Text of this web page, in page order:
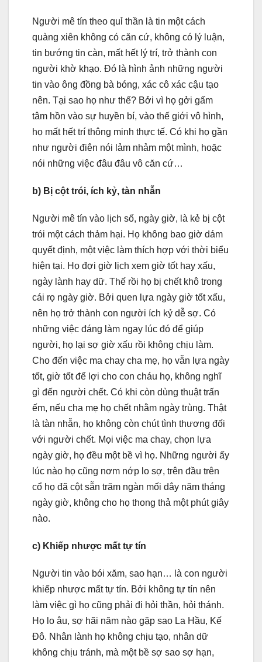
Người mê tín theo quỉ thần là tin một cách
quàng xiên không có căn cứ, không có lý luận,
tin bướng tin càn, mất hết lý trí, trở thành con
người khờ khạo. Đó là hình ảnh những người
tin vào ông đồng bà bóng, xác cô xác cậu tạo
nên. Tại sao họ như thế? Bởi vì họ gởi gấm
tâm hồn vào sự huyền bí, vào thế giới vô hình,
họ mất hết trí thông minh thực tế. Có khi họ gần
như người điên nói lảm nhảm một mình, hoặc
nói những việc đâu đâu vô căn cứ…
b) Bị cột trói, ích kỷ, tàn nhẫn
Người mê tín vào lịch số, ngày giờ, là kẻ bị cột
trói một cách thảm hại. Họ không bao giờ dám
quyết định, một việc làm thích hợp với thời biểu
hiện tại. Họ đợi giờ lịch xem giờ tốt hay xấu,
ngày lành hay dữ. Thế rồi họ bị chết khô trong
cái rọ ngày giờ. Bởi quen lựa ngày giờ tốt xấu,
nên họ trở thành con người ích kỷ dễ sợ. Có
những việc đáng làm ngay lúc đó để giúp
người, họ lại sợ giờ xấu rồi không chịu làm.
Cho đến việc ma chay cha mẹ, họ vẫn lựa ngày
tốt, giờ tốt để lợi cho con cháu họ, không nghĩ
gì đến người chết. Có khi còn dùng thuật trấn
ếm, nếu cha mẹ họ chết nhằm ngày trùng. Thật
là tàn nhẫn, họ không còn chút tình thương đối
với người chết. Mọi việc ma chay, chọn lựa
ngày giờ, họ đều một bề vì họ. Những người ấy
lúc nào họ cũng nơm nớp lo sợ, trên đầu trên
cổ họ đã cột sẵn trăm ngàn mối dây năm tháng
ngày giờ, không cho họ thong thả một phút giây
nào.
c) Khiếp nhược mất tự tín
Người tin vào bói xăm, sao hạn… là con người
khiếp nhược mất tự tín. Bởi không tự tín nên
làm việc gì họ cũng phải đi hỏi thần, hỏi thánh.
Họ lo âu, sợ hãi năm nào gặp sao La Hầu, Kế
Đô. Nhân lành họ không chịu tạo, nhân dữ
không chịu tránh, mà một bề sợ sao sợ hạn,